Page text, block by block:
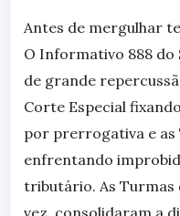
Antes de mergulhar
O Informativo 888 do
de grande
Corte Especial
por prerrogativa e as
enfrentando
tributário. As Turmas
vez, consolidaram a